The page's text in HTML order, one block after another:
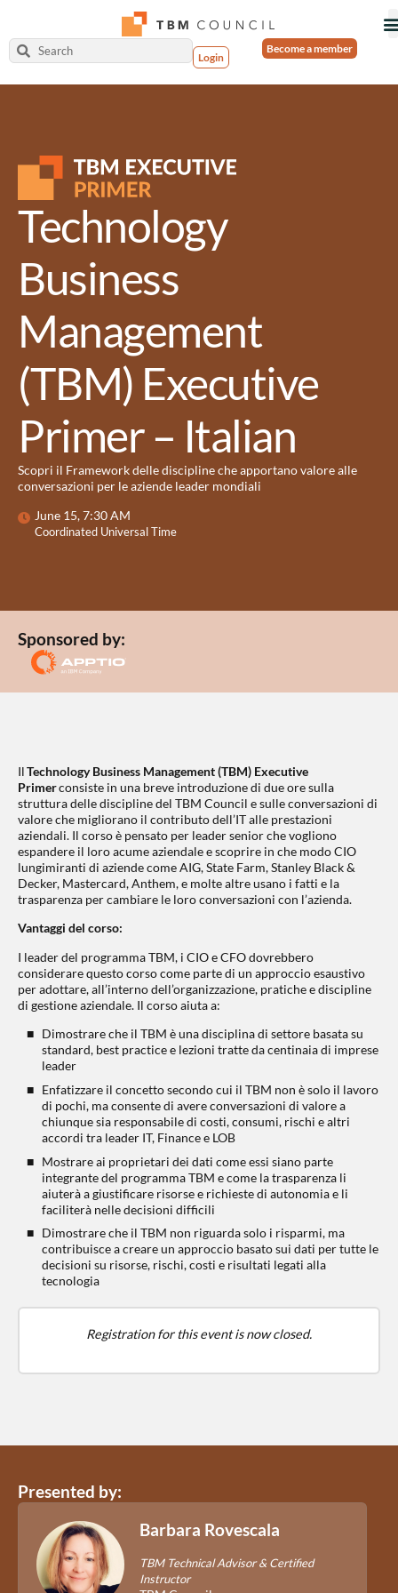
Login
Become a member
Technology
Business
Management
(TBM) Executive
Primer – Italian
Scopri il Framework delle discipline che apportano valore alle
conversazioni per le aziende leader mondiali
June 15, 7:30 AM
Coordinated Universal Time
Sponsored by:
IlTechnology Business Management (TBM) Executive
Primerconsiste in una breve introduzione di due ore sulla
struttura delle discipline del TBM Council e sulle conversazioni di
valore che migliorano il contributo dell’IT alle prestazioni
aziendali. Il corso è pensato per leader senior che vogliono
espandere il loro acume aziendale e scoprire in che modo CIO
lungimiranti di aziende come AIG, State Farm, Stanley Black &
Decker, Mastercard, Anthem, e molte altre usano i fatti e la
trasparenza per cambiare le loro conversazioni con l’azienda.
Vantaggi del corso:
I leader del programma TBM, i CIO e CFO dovrebbero
considerare questo corso come parte di un approccio esaustivo
per adottare, all’interno dell’organizzazione, pratiche e discipline
di gestione aziendale. Il corso aiuta a:
Dimostrare che il TBM è una disciplina di settore basata su
standard, best practice e lezioni tratte da centinaia di imprese
leader
Enfatizzare il concetto secondo cui il TBM non è solo il lavoro
di pochi, ma consente di avere conversazioni di valore a
chiunque sia responsabile di costi, consumi, rischi e altri
accordi tra leader IT, Finance e LOB
Mostrare ai proprietari dei dati come essi siano parte
integrante del programma TBM e come la trasparenza li
aiuterà a giustificare risorse e richieste di autonomia e li
faciliterà nelle decisioni difficili
Dimostrare che il TBM non riguarda solo i risparmi, ma
contribuisce a creare un approccio basato sui dati per tutte le
decisioni su risorse, rischi, costi e risultati legati alla
tecnologia
Registration for this event is now closed.
Presented by:
Barbara Rovescala
TBM Technical Advisor & Certified
Instructor